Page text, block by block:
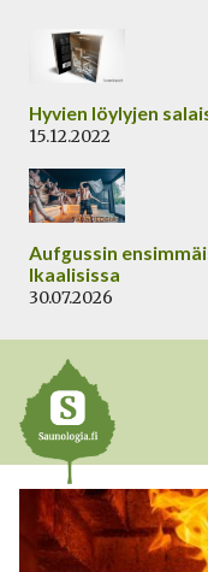
sisältöön
Hyvien löylyjen
15.12.2022
Aufgussin
Ikaalisissa
30.07.2026